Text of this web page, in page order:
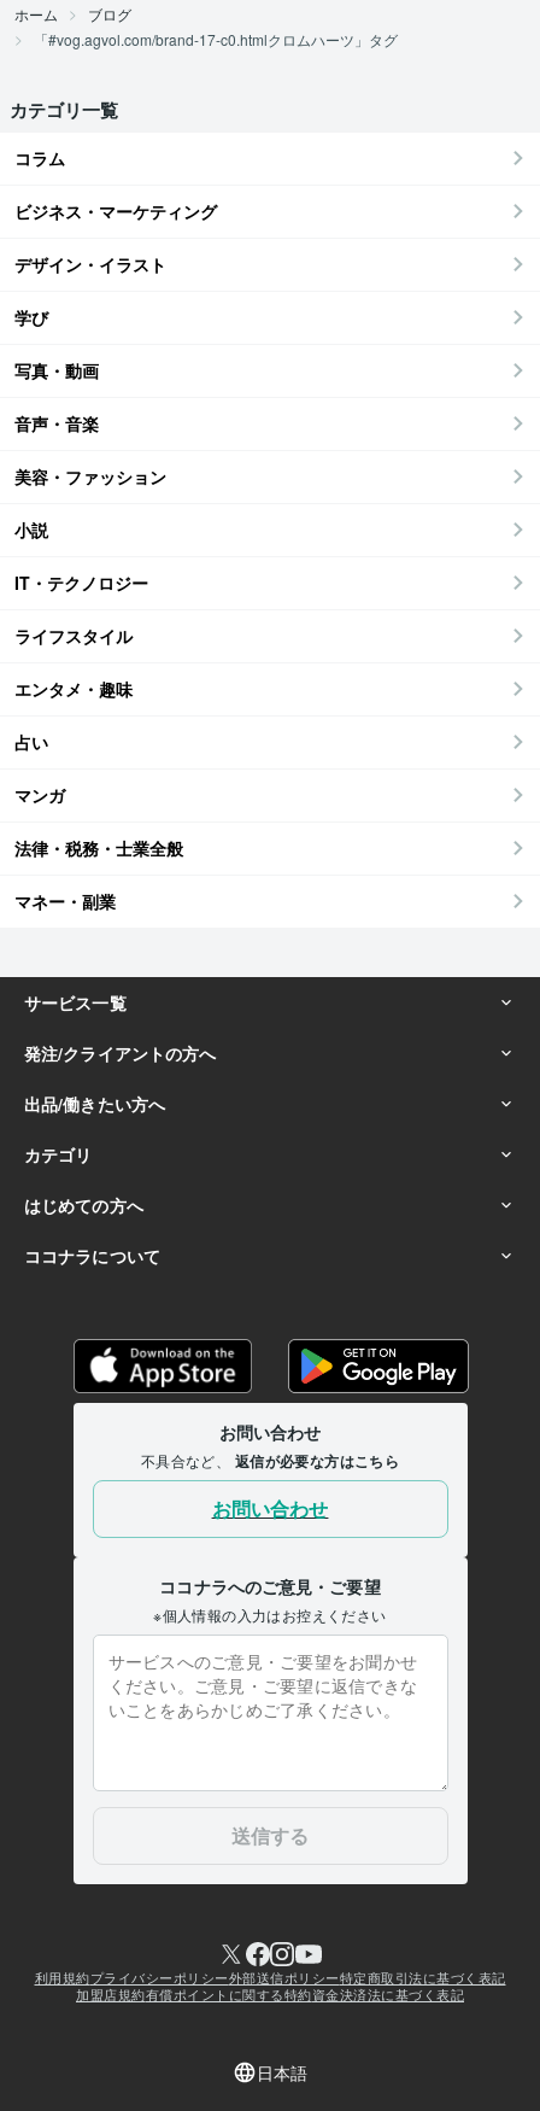
ホーム
ブログ
「#vog.agvol.com/brand-17-c0.htmlクロムハーツ」タグ
カテゴリ一覧
コラム
ビジネス・マーケティング
デザイン・イラスト
学び
写真・動画
音声・音楽
美容・ファッション
小説
IT・テクノロジー
ライフスタイル
エンタメ・趣味
占い
マンガ
法律・税務・士業全般
マネー・副業